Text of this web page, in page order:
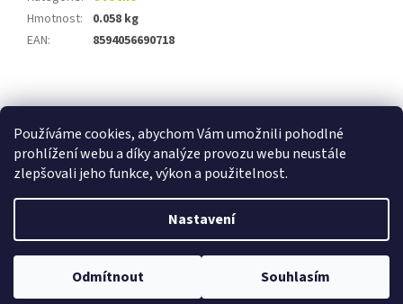
Používáme cookies, abychom Vám umožnili pohodlné
prohlížení webu a díky analýze provozu webu neustále
zlepšovali jeho funkce, výkon a použitelnost.
Nastavení
Odmítnout Souhlasím
Hmotnost:
0.058 kg
EAN: 8594056690718
á
Copyright 2026E-shop Ze statku Dobříš. Všechna práva
vyhrazena.
Upravit nastavení cookies